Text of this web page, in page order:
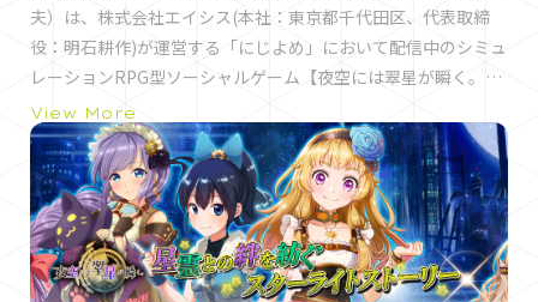
夫）は、株式会社エイシス(本社：東京都千代田区、代表取締
役：明石耕作)が運営する「にじよめ」において配信中のシミュ
レーションRPG型ソーシャルゲーム【夜空には翠星が瞬く。】
が、スマートフォン＆タブレットのブラウザに対応しました。
今まではPCブラウザのみを対応としておりましたが、マルチデ
バイス対応を実現して欲しいという多数のご要望を受け、スマ
ートフォンやタブレットなどのブラウザでも快適に動作する環
境を構築し、本日より配信を開始いたしました。 対応OSおよ
びブラウザは以下となります。 Windows ・Windows7 / 8.1 /
10 ・Google Chrome最新版 ※IE, Edgeは非対応 Mac ・Mac
View More